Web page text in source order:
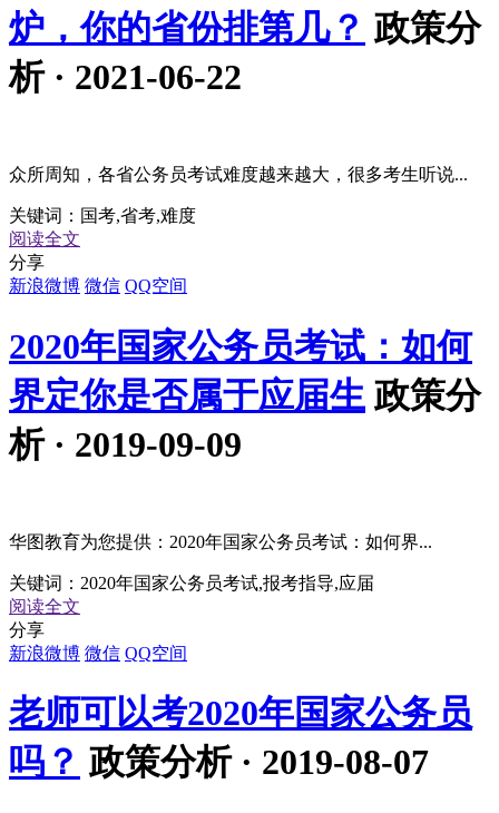
炉，你的省份排第几？ 政策分
析 · 2021-06-22
众所周知，各省公务员考试难度越来越大，很多考生听说...
关键词： 国考,省考,难度
阅读全文
分享
新浪微博 微信 QQ空间
2020年国家公务员考试：如何
界定你是否属于应届生 政策分
析 · 2019-09-09
华图教育为您提供：2020年国家公务员考试：如何界...
关键词： 2020年国家公务员考试,报考指导,应届
阅读全文
分享
新浪微博 微信 QQ空间
老师可以考2020年国家公务员
吗？ 政策分析 · 2019-08-07